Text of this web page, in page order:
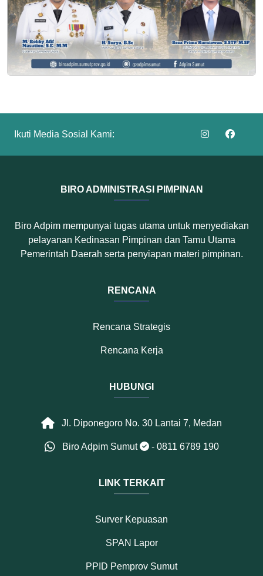
Ikuti Media Sosial Kami:
BIRO ADMINISTRASI PIMPINAN
Biro Adpim mempunyai tugas utama untuk menyediakan
pelayanan Kedinasan Pimpinan dan Tamu Utama
Pemerintah Daerah serta penyiapan materi pimpinan.
RENCANA
Rencana Strategis
Rencana Kerja
HUBUNGI
Jl. Diponegoro No. 30 Lantai 7, Medan
Biro Adpim Sumut - 0811 6789 190
LINK TERKAIT
Surver Kepuasan
SPAN Lapor
PPID Pemprov Sumut